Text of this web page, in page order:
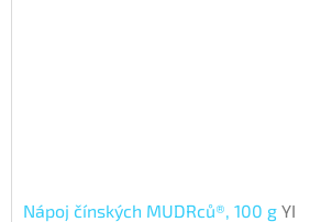
Nápoj čínských MUDRců®, 100 g YI